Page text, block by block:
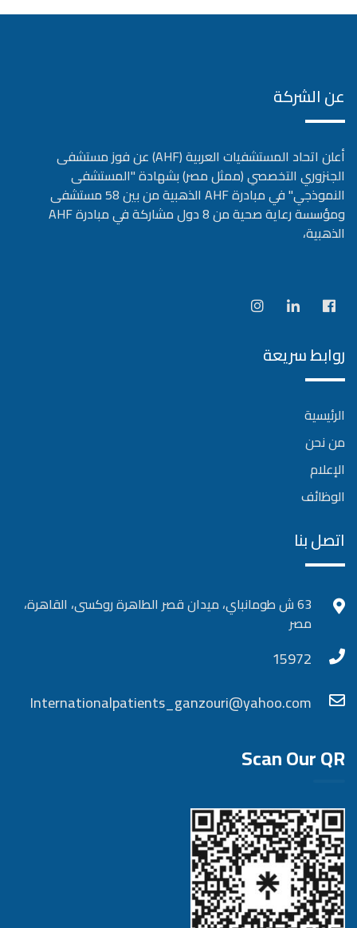
عن الشركة
أعلن اتحاد المستشفيات العربية (AHF) عن فوز مستشفى
الجنزوري التخصصي (ممثل مصر) بشهادة "المستشفى
النموذجي" في مبادرة AHF الذهبية من بين 58 مستشفى
ومؤسسة رعاية صحية من 8 دول مشاركة في مبادرة AHF
الذهبية،
روابط سريعة
الرئيسية
من نحن
الإعلام
الوظائف
اتصل بنا
63 ش طومانباي، ميدان قصر الطاهرة روكسى، القاهرة،
مصر
15972
Internationalpatients_ganzouri@yahoo.com
Scan Our QR